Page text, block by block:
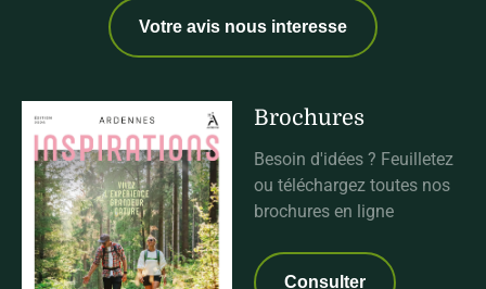
Votre avis nous interesse
Brochures
Besoin d'idées ? Feuilletez
ou téléchargez toutes nos
brochures en ligne
Consulter